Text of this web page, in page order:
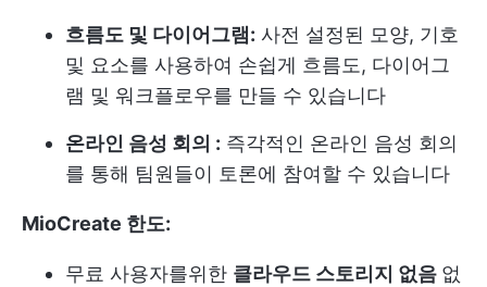
흐름도 및 다이어그램: 사전 설정된 모양, 기호
및 요소를 사용하여 손쉽게 흐름도, 다이어그
램 및 워크플로우를 만들 수 있습니다
온라인 음성 회의 : 즉각적인 온라인 음성 회의
를 통해 팀원들이 토론에 참여할 수 있습니다
MioCreate 한도:
무료 사용자를위한 클라우드 스토리지 없음 없